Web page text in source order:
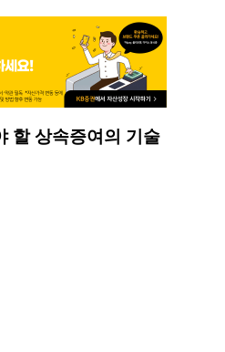
할 상속증여의 기술